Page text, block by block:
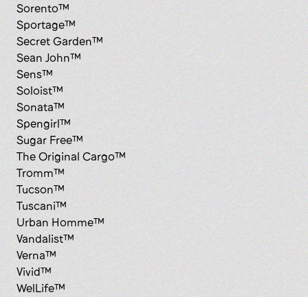
Sorento™
Sportage™
Secret Garden™
Sean John™
Sens™
Soloist™
Sonata™
Spengirl™
Sugar Free™
The Original Cargo™
Tromm™
Tucson™
Tuscani™
Urban Homme™
Vandalist™
Verna™
Vivid™
WelLife™